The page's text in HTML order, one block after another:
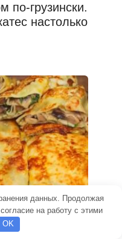
по-грузински.
настолько
перекус не
данных. Продолжая
на работу с этими
OK